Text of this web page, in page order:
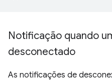
Notificação quando
desconectado
As notificações de